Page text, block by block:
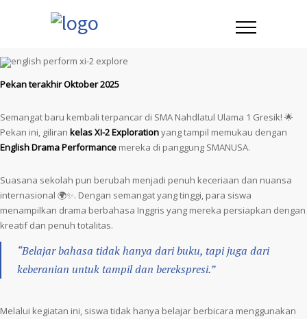
Pekan terakhir Oktober 2025
Semangat baru kembali terpancar di SMA Nahdlatul Ulama 1 Gresik! 🌟
Pekan ini, giliran kelas XI-2 Explorationyang tampil memukau dengan
English Drama Performance mereka di panggung SMANUSA.
Suasana sekolah pun berubah menjadi penuh keceriaan dan nuansa
internasional 🌍✨. Dengan semangat yang tinggi, para siswa
menampilkan drama berbahasa Inggris yang mereka persiapkan dengan
kreatif dan penuh totalitas.
“Belajar bahasa tidak hanya dari buku, tapi juga dari
keberanian untuk tampil dan berekspresi.”
Melalui kegiatan ini, siswa tidak hanya belajar berbicara menggunakan